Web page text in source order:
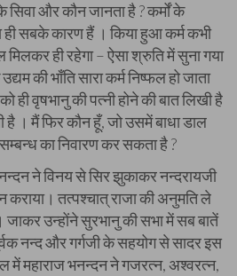
सिवा और कौन जानता है ? कर्मों के
सबके कारण हैं । किया हुआ कर्म कभी
ही रहेगा – ऐसा श्रुति में सुना गया
की भाँति सारा कर्म निष्फल हो जाता
ही वृषभानु की पत्नी होने की बात लिखी है
है । मैं फिर कौन हूँ, जो उसमें बाधा डाल
का निवारण कर सकता है ?
ने विनय से सिर झुकाकर नन्दरायजी
कराया। तत्पश्चात् राजा की अनुमति ले
उन्होंने सुरभानु की सभा में सब बातें
नन्द और गर्गजी के सहयोग से सादर इस
में महाराज भनन्दन ने गजरत्न, अश्वरत्न,